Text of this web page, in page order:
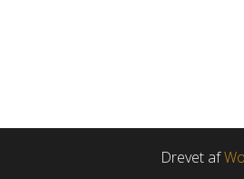
Drevet af